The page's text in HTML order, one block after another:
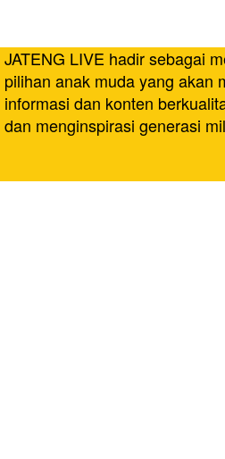
JATENG LIVE hadir sebagai
pilihan anak muda yang akan
informasi dan konten
dan menginspirasi generasi